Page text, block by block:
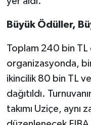
Büyük Ödüller,
Toplam 240 bin TL
organizasyonda,
ikincilik 80 bin TL
dağıtıldı.
takımı Uziçe, aynı